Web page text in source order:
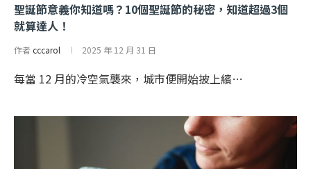
聖誕節意義你知道嗎？10個聖誕節的秘密，知道超過3個
就算達人！
作者cccarol 2025 年 12 月 31 日
每當 12 月的冷空氣襲來，城市便開始披上繽…